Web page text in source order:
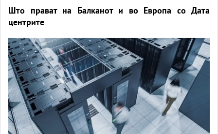
Што прават на Балканот и во Европа со Дата
центрите